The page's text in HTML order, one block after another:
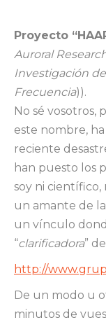
Proyecto
Auroral
Investigación
Frecuencia)).
No sé vosotros,
este nombre,
reciente
han puesto los
soy ni científico,
un amante de
un vínculo
“clarificadora”
http://
De un modo u
minutos de